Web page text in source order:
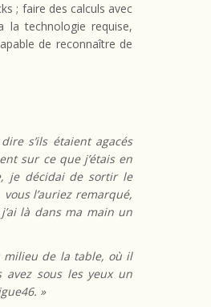
; faire des calculs avec
technologie requise,
de reconnaître de
s’ils étaient agacés
sur ce que j’étais en
je décidai de sortir le
l’auriez remarqué,
là dans ma main un
milieu de la table, où il
avez sous les yeux un
»